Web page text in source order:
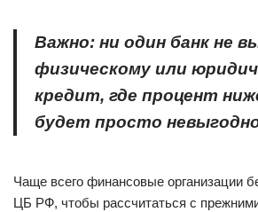
Важно: ни один банк не
физическому или
кредит, где процент
будет просто
Чаще всего финансовые организации
ЦБ РФ, чтобы рассчитаться с